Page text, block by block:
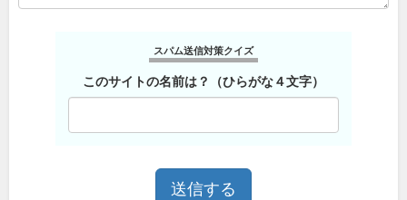
スパム送信対策クイズ
このサイトの名前は？（ひらがな４文字）